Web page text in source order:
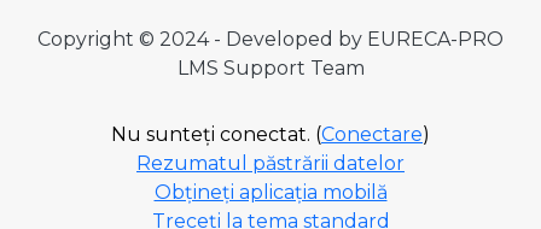
Copyright © 2024 - Developed by EURECA-PRO
LMS Support Team
Nu sunteți conectat. (Conectare)
Rezumatul păstrării datelor
Obțineți aplicația mobilă
Treceți la tema standard